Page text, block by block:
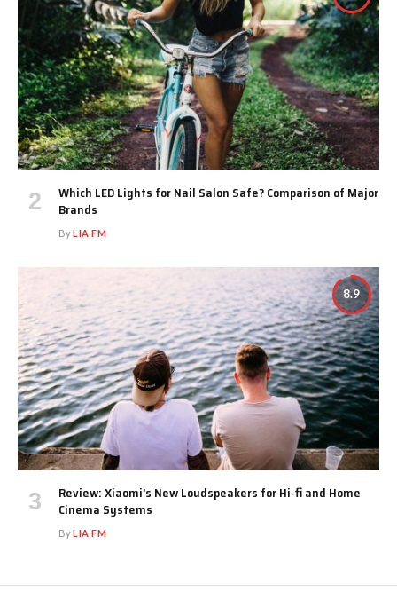
Which LED Lights for Nail Salon Safe? Comparison of Major
Brands
ByLIA FM
8.9
Review: Xiaomi’s New Loudspeakers for Hi-fi and Home
Cinema Systems
ByLIA FM